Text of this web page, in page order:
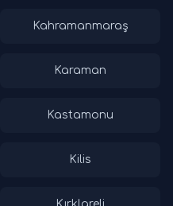
Kahramanmaraş
Karaman
Kastamonu
Kilis